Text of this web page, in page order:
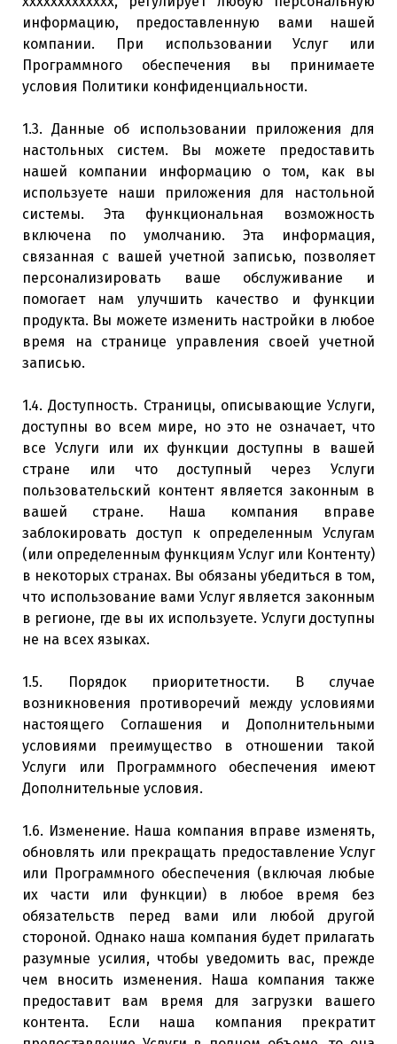
информацию, предоставленную вами нашей
компании. При использовании Услуг или
Программного обеспечения вы принимаете
условия Политики конфиденциальности.
1.3. Данные об использовании приложения для
настольных систем. Вы можете предоставить
нашей компании информацию о том, как вы
используете наши приложения для настольной
системы. Эта функциональная возможность
включена по умолчанию. Эта информация,
связанная с вашей учетной записью, позволяет
персонализировать ваше обслуживание и
помогает нам улучшить качество и функции
продукта. Вы можете изменить настройки в любое
время на странице управления своей учетной
записью.
1.4. Доступность. Страницы, описывающие Услуги,
доступны во всем мире, но это не означает, что
все Услуги или их функции доступны в вашей
стране или что доступный через Услуги
пользовательский контент является законным в
вашей стране. Наша компания вправе
заблокировать доступ к определенным Услугам
(или определенным функциям Услуг или Контенту)
в некоторых странах. Вы обязаны убедиться в том,
что использование вами Услуг является законным
в регионе, где вы их используете. Услуги доступны
не на всех языках.
1.5. Порядок приоритетности. В случае
возникновения противоречий между условиями
настоящего Соглашения и Дополнительными
условиями преимущество в отношении такой
Услуги или Программного обеспечения имеют
Дополнительные условия.
1.6. Изменение. Наша компания вправе изменять,
обновлять или прекращать предоставление Услуг
или Программного обеспечения (включая любые
их части или функции) в любое время без
обязательств перед вами или любой другой
стороной. Однако наша компания будет прилагать
разумные усилия, чтобы уведомить вас, прежде
чем вносить изменения. Наша компания также
предоставит вам время для загрузки вашего
контента. Если наша компания прекратит